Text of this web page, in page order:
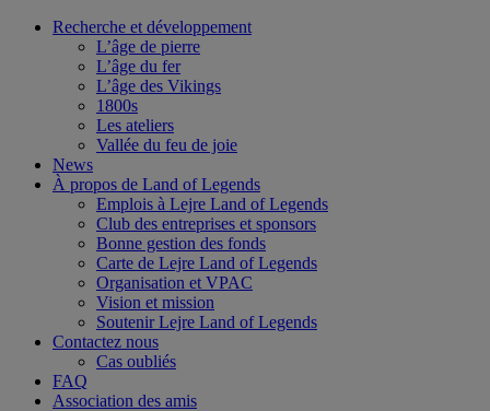
Skip
Recherche et développement
L’âge de pierre
L’âge du fer
L’âge des Vikings
1800s
Les ateliers
Vallée du feu de joie
News
À propos de Land of Legends
Emplois à Lejre Land of Legends
Club des entreprises et sponsors
Bonne gestion des fonds
Carte de Lejre Land of Legends
Organisation et VPAC
Vision et mission
Soutenir Lejre Land of Legends
Contactez nous
Cas oubliés
FAQ
Association des amis